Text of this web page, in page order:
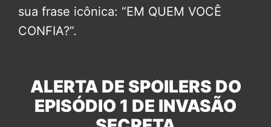
sua frase icônica: “EM QUEM VOCÊ
CONFIA?”.
ALERTA DE SPOILERS DO
EPISÓDIO 1 DE INVASÃO